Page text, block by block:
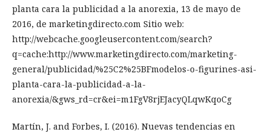
planta cara la publicidad a la anorexia, 13 de mayo de
2016, de marketingdirecto.com Sitio web:
http://webcache.googleusercontent.com/search?
q=cache:http://www.marketingdirecto.com/marketing-
general/publicidad/%25C2%25BFmodelos-o-figurines-asi-
planta-cara-la-publicidad-a-la-
anorexia/&gws_rd=cr&ei=m1FgV8rjEJacyQLqwKqoCg
Martín, J. and Forbes, I. (2016). Nuevas tendencias en